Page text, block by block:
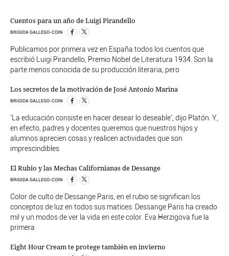
Cuentos para un año de Luigi Pirandello
BRIGIDA GALLEGO-COIN
Publicamos por primera vez en España todos los cuentos que
escribió Luigi Pirandello, Premio Nobel de Literatura 1934. Son la
parte menos conocida de su producción literaria, pero
Los secretos de la motivación de José Antonio Marina
BRIGIDA GALLEGO-COIN
'La educación consiste en hacer desear lo deseable', dijo Platón. Y,
en efecto, padres y docentes queremos que nuestros hijos y
alumnos aprecien cosas y realicen actividades que son
imprescindibles
El Rubio y las Mechas Californianas de Dessange
BRIGIDA GALLEGO-COIN
Color de culto de Dessange Paris, en el rubio se significan los
conceptos de luz en todos sus matices. Dessange Paris ha creado
mil y un modos de ver la vida en este color. Eva Herzigova fue la
primera
Eight Hour Cream te protege también en invierno